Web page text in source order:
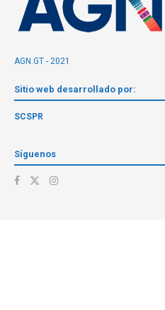
AGN.GT - 2021
Sitio web desarrollado por:
SCSPR
Síguenos